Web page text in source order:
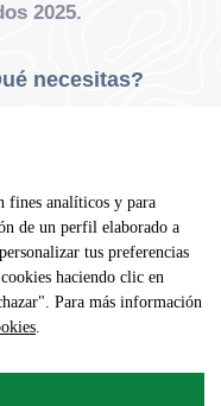
2025.
necesitas?
Agrícola
fines analíticos y para
de un perfil elaborado a
tus preferencias
haciendo clic en
Para más información
.